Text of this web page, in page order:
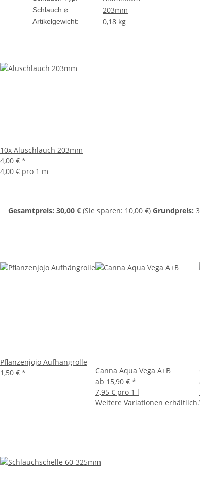
Schlauch ⌀: 203mm
Artikelgewicht: 0,18 kg
10x Aluschlauch 203mm
4,00 € *
4,00 € pro 1 m
Gesamtpreis: 30,00 € (Sie sparen: 10,00 €) Grundpreis:
Pflanzenjojo Aufhängrolle
1,50 € *
Canna Aqua Vega A+B
ab 15,90 € *
7,95 € pro 1 l
Weitere Variationen erhältlich.